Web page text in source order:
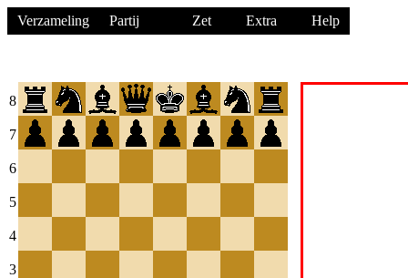
Verzameling Partij Zet Extra Help
8
7
6
5
4
3